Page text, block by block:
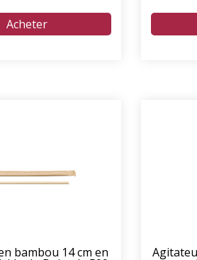
bambou 14 cm en